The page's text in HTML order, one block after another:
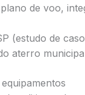
de voo,
(estudo de
aterro